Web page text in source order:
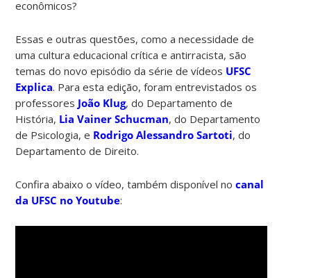
econômicos?
Essas e outras questões, como a necessidade de
uma cultura educacional crítica e antirracista, são
temas do novo episódio da série de vídeos UFSC
Explica. Para esta edição, foram entrevistados os
professores João Klug, do Departamento de
História, Lia Vainer Schucman, do Departamento
de Psicologia, e Rodrigo Alessandro Sartoti, do
Departamento de Direito.
Confira abaixo o vídeo, também disponível nocanal
da UFSC no Youtube: